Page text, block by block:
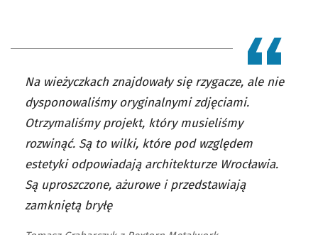
Na wieżyczkach znajdowały się rzygacze, ale nie
dysponowaliśmy oryginalnymi zdjęciami.
Otrzymaliśmy projekt, który musieliśmy
rozwinąć. Są to wilki, które pod względem
estetyki odpowiadają architekturze Wrocławia.
Są uproszczone, ażurowe i przedstawiają
zamkniętą bryłę